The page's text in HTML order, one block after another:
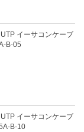
イーサコンケーブ
B-05
イーサコンケーブ
B-10